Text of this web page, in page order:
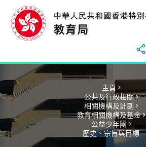
主頁 >
公共及行政相關 >
相關機構及計劃 >
教育相關機構及基金 >
公益少年團 >
歷史、宗旨與目標